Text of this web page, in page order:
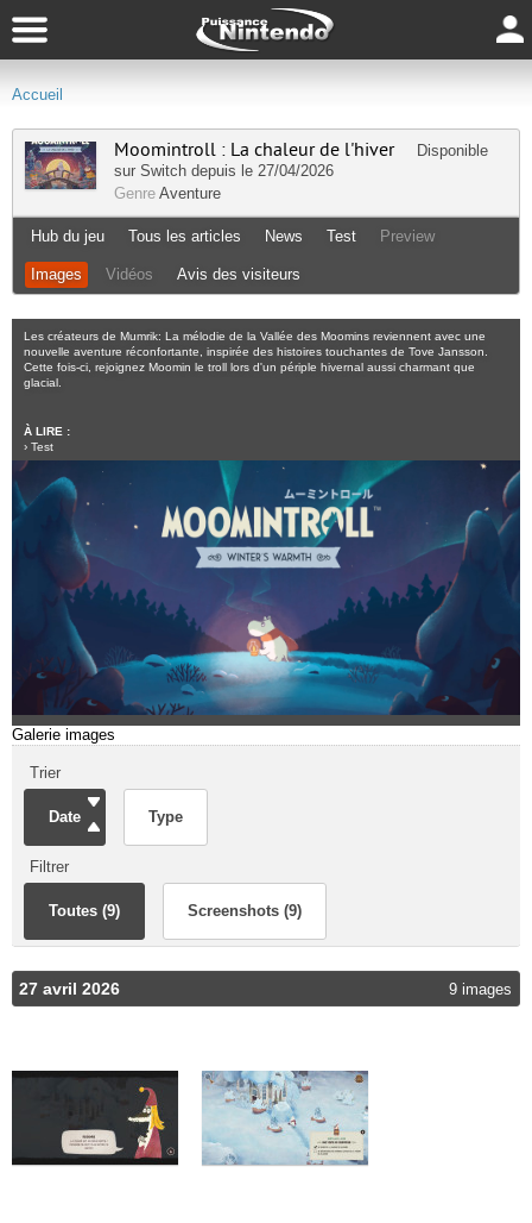
Accueil
Moomintroll : La chaleur de l'hiver
Disponible
sur Switch depuis le 27/04/2026
Genre Aventure
Hub du jeu Tous les articles News Test Preview
Images Vidéos Avis des visiteurs
Les créateurs de Mumrik: La mélodie de la Vallée des Moomins reviennent avec une
nouvelle aventure réconfortante, inspirée des histoires touchantes de Tove Jansson.
Cette fois-ci, rejoignez Moomin le troll lors d'un périple hivernal aussi charmant que
glacial.
À LIRE :
› Test
Galerie images
Trier
Date Type
Filtrer
Toutes (9) Screenshots (9)
27 avril 2026 9 images